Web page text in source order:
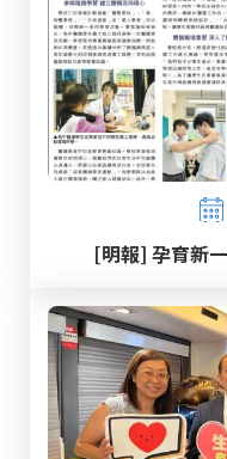
[明報] 孕育新